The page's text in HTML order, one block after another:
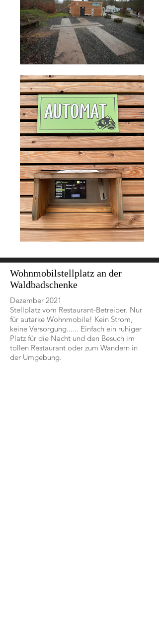
Wohnmobilstellplatz an der
Waldbadschenke
Dezember 2021
Stellplatz vom Restaurant-Betreiber. Nur
für autarke Wohnmobile! Kein Strom,
keine Versorgung...... Einfach ein ruhiger
Platz für die Nacht und den Besuch im
tollen Restaurant oder zum Wandern in
der Umgebung.